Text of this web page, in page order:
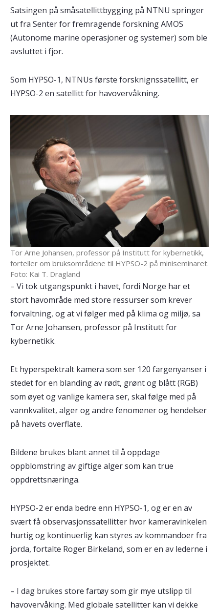
Satsingen på småsatellittbygging på NTNU springer
ut fra Senter for fremragende forskning AMOS
(Autonome marine operasjoner og systemer) som ble
avsluttet i fjor.
Som HYPSO-1, NTNUs første forsknignssatellitt, er
HYPSO-2 en satellitt for havovervåkning.
Tor Arne Johansen, professor på Institutt for kybernetikk,
forteller om bruksområdene til HYPSO-2 på miniseminaret.
Foto: Kai T. Dragland
– Vi tok utgangspunkt i havet, fordi Norge har et
stort havområde med store ressurser som krever
forvaltning, og at vi følger med på klima og miljø, sa
Tor Arne Johansen, professor på Institutt for
kybernetikk.
Et hyperspektralt kamera som ser 120 fargenyanser i
stedet for en blanding av rødt, grønt og blått (RGB)
som øyet og vanlige kamera ser, skal følge med på
vannkvalitet, alger og andre fenomener og hendelser
på havets overflate.
Bildene brukes blant annet til å oppdage
oppblomstring av giftige alger som kan true
oppdrettsnæringa.
HYPSO-2 er enda bedre enn HYPSO-1, og er en av
svært få observasjonssatellitter hvor kameravinkelen
hurtig og kontinuerlig kan styres av kommandoer fra
jorda, fortalte Roger Birkeland, som er en av lederne i
prosjektet.
– I dag brukes store fartøy som gir mye utslipp til
havovervåking. Med globale satellitter kan vi dekke